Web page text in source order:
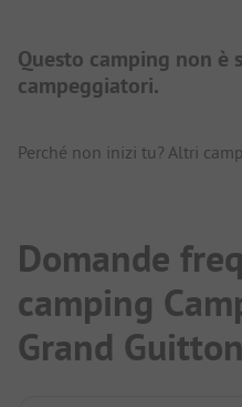
Questo camping non
campeggiatori.
Perché non inizi tu? Altri
Domande
camping
Grand Guitton